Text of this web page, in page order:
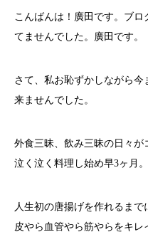
こんばんは！廣田です。ブ
てませんでした。廣田です。
さて、私お恥ずかしながら
来ませんでした。
外食三昧、飲み三昧の日々が
泣く泣く料理し始め早3ヶ月。
人生初の唐揚げを作れるま
皮やら血管やら筋やらをキレ